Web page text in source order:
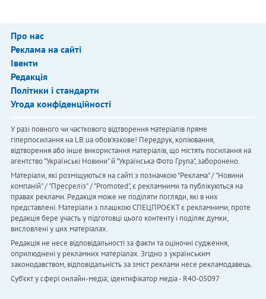
Про нас
Реклама на сайті
Івенти
Редакція
Політики і стандарти
Угода конфіденційності
У разі повного чи часткового відтворення матеріалів пряме
гіперпосилання на LB.ua обов'язкове! Передрук, копіювання,
відтворення або інше використання матеріалів, що містять посилання на
агентство "Українськi Новини" й "Українська Фото Група", заборонено.
Матеріали, які розміщуються на сайті з позначкою "Реклама" / "Новини
компаній" / "Пресреліз" / "Promoted", є рекламними та публікуються на
правах реклами. Редакція може не поділяти погляди, які в них
представлені. Матеріали з плашкою СПЕЦПРОЄКТ є рекламними, проте
редакція бере участь у підготовці цього контенту і поділяє думки,
висловлені у цих матеріалах.
Редакція не несе відповідальності за факти та оціночні судження,
оприлюднені у рекламних матеріалах. Згідно з українським
законодавством, відповідальність за зміст реклами несе рекламодавець.
Cуб'єкт у сфері онлайн-медіа; ідентифікатор медіа - R40-05097